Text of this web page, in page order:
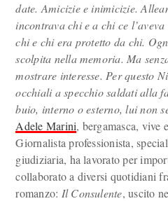
date. Amicizie e inimicizie.
incontrava chi e a chi ce
chi e chi era protetto da chi.
scolpita nella memoria. Ma
mostrare interesse. Per questo
occhiali a specchio saldati alla
buio, interno o esterno, lui non
Adele Marini, bergamasca, vive
Giornalista professionista,
giudiziaria, ha lavorato per
collaborato a diversi quotidiani
romanzo: Il Consulente, uscito